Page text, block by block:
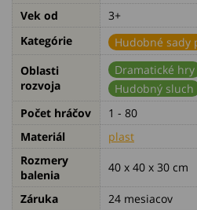
Vek od
3+
Kategórie
Hudobné sady
Oblasti
rozvoja
Dramatické hry
Hudobný sluch
Počet hráčov
1 - 80
Materiál
plast
Rozmery
balenia
40 x 40 x 30 cm
Záruka 24 mesiacov